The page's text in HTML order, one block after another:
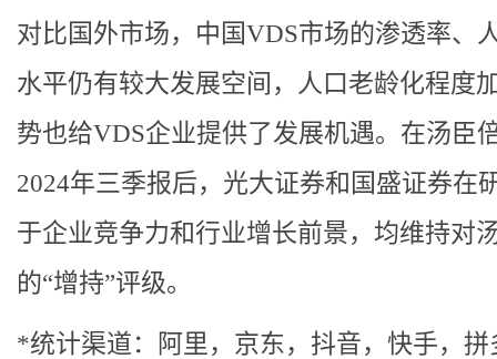
对比国外市场，中国VDS市场的渗透率、
水平仍有较大发展空间，人口老龄化程度
势也给VDS企业提供了发展机遇。在汤臣
2024年三季报后，光大证券和国盛证券在
于企业竞争力和行业增长前景，均维持对
的“增持”评级。
*统计渠道：阿里，京东，抖音，快手，拼